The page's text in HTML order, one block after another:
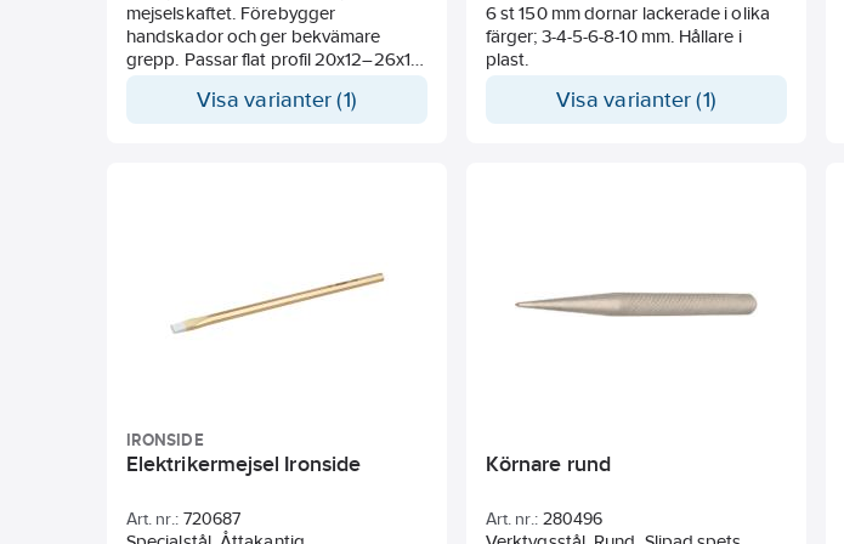
mejselskaftet. Förebygger
handskador och ger bekvämare
grepp. Passar flat profil 20x12–26x13
Visa varianter (1)
6 st 150 mm dornar lackerade i olika
färger; 3-4-5-6-8-10 mm. Hållare i
plast.
Visa varianter (1)
IRONSIDE
Elektrikermejsel Ironside
Art. nr.: 720687
Körnare rund
Art. nr.: 280496